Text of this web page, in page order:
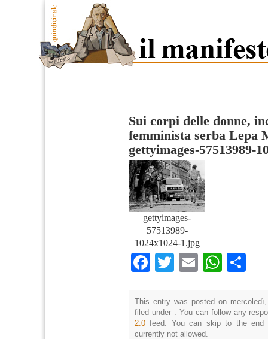
Sui corpi delle donne,
femminista serba Lepa
gettyimages-57513989-
gettyimages-
57513989-
1024x1024-1.jpg
Facebook
TwitterEmail
This entry was posted on
filed under . You can follow any
2.0 feed. You can skip to the end
currently not allowed.